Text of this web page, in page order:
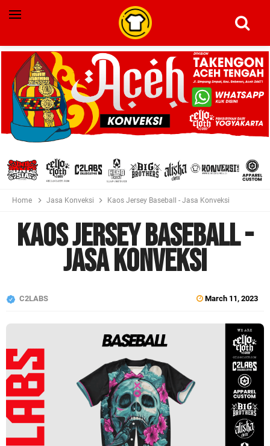
Home Jasa Konveksi Kaos Jersey Baseball - Jasa Konveksi
Kaos Jersey Baseball -
Jasa Konveksi
C2LABS March 11, 2023